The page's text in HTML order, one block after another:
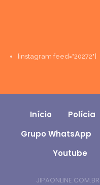
[instagram feed="20272"]
Início Polícia
Grupo WhatsApp
Youtube